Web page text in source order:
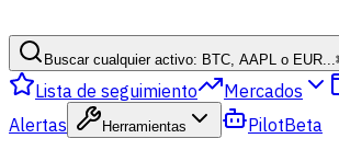
Buscar cualquier activo: BTC, AAPL o EUR...
Lista de seguimiento Mercados
Alertas
Herramientas PilotBeta